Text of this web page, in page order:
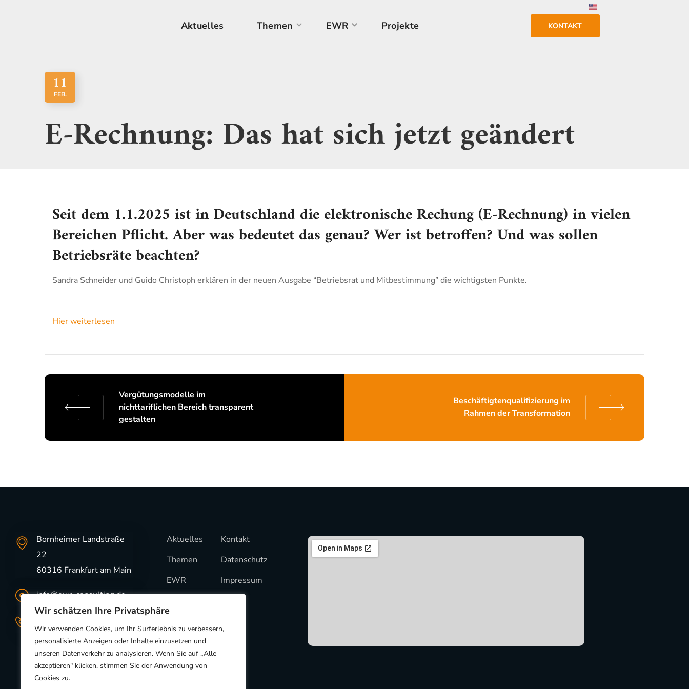
Wir schätzen Ihre Privatsphäre
Wir verwenden Cookies, um Ihr Surferlebnis zu verbessern,
personalisierte Anzeigen oder Inhalte einzusetzen und
unseren Datenverkehr zu analysieren. Wenn Sie auf „Alle
akzeptieren" klicken, stimmen Sie der Anwendung von
Cookies zu.
Aktuelles Themen EWR Projekte KONTAKT
11
FEB.
E-Rechnung: Das hat sich jetzt geändert
Seit dem 1.1.2025 ist in Deutschland die elektronische Rechung (E-Rechnung) in vielen
Bereichen Pflicht. Aber was bedeutet das genau? Wer ist betroffen? Und was sollen
Betriebsräte beachten?
Sandra Schneider und Guido Christoph erklären in der neuen Ausgabe “Betriebsrat und Mitbestimmung” die wichtigsten Punkte.
Hier weiterlesen
Vergütungsmodelle im
nichttariflichen Bereich transparent
gestalten
Beschäftigtenqualifizierung im
Rahmen der Transformation
Bornheimer Landstraße
22
60316 Frankfurt am Main
info@ewr-consulting.de
Aktuelles
Themen
EWR
Kontakt
Datenschutz
Impressum